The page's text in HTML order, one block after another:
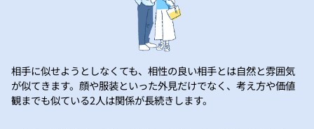
相手に似せようとしなくても、相性の良い相手とは自然と雰囲気
が似てきます。顔や服装といった外見だけでなく、考え方や価値
観までも似ている2人は関係が長続きします。